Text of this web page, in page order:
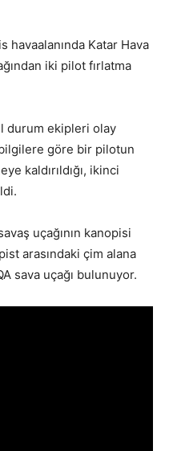
havaalanında Katar Hava
iki pilot fırlatma
durum ekipleri olay
göre bir pilotun
kaldırıldığı, ikinci
uçağının kanopisi
arasındaki çim alana
sava uçağı bulunuyor.